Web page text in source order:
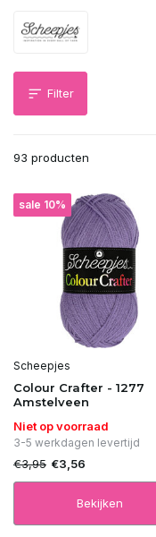
Filter
93 producten
sale 10%
Scheepjes
Colour Crafter - 1277
Amstelveen
Niet op voorraad
3-5 werkdagen levertijd
€3,95 €3,56
Bekijken